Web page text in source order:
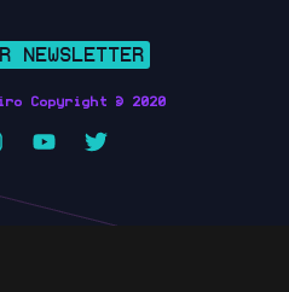
NEWSLETTER
Copyright © 2020